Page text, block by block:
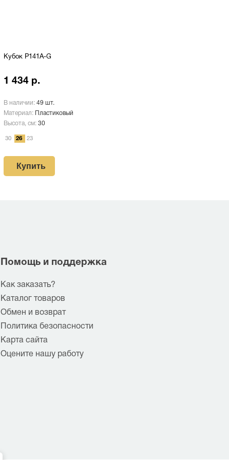
Кубок P141A-G
1 434 р.
В наличии: 49 шт.
Материал:
Пластиковый
Высота, см: 30
30 26 23
Купить
Помощь и поддержка
Как заказать?
Каталог товаров
Обмен и возврат
Политика безопасности
Карта сайта
Оцените нашу работу